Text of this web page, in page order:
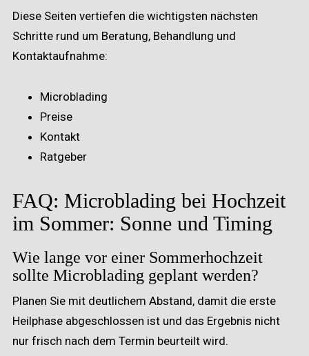
Diese Seiten vertiefen die wichtigsten nächsten
Schritte rund um Beratung, Behandlung und
Kontaktaufnahme:
Microblading
Preise
Kontakt
Ratgeber
FAQ: Microblading bei Hochzeit
im Sommer: Sonne und Timing
Wie lange vor einer Sommerhochzeit
sollte Microblading geplant werden?
Planen Sie mit deutlichem Abstand, damit die erste
Heilphase abgeschlossen ist und das Ergebnis nicht
nur frisch nach dem Termin beurteilt wird.